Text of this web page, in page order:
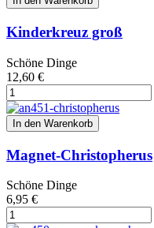
Kinderkreuz groß
Schöne Dinge
12,60 €
In den Warenkorb
Magnet-Christopherus
Schöne Dinge
6,95 €